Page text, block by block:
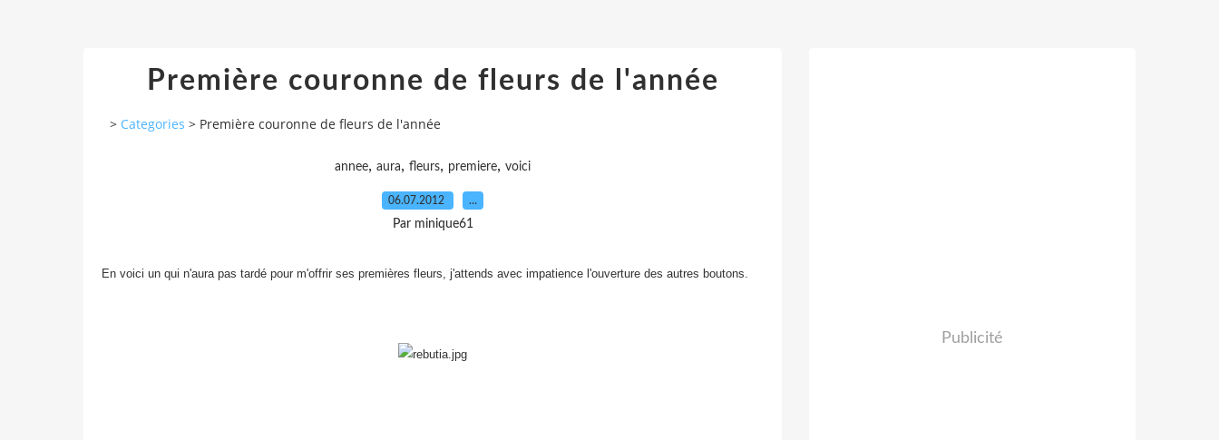
Première couronne de fleurs de l'année
> Categories > Première couronne de fleurs de l'année
annee, aura, fleurs, premiere, voici
06.07.2012 …
Par minique61
En voici un qui n'aura pas tardé pour m'offrir ses premières fleurs, j'attends avec impatience l'ouverture des autres boutons.
Publicité